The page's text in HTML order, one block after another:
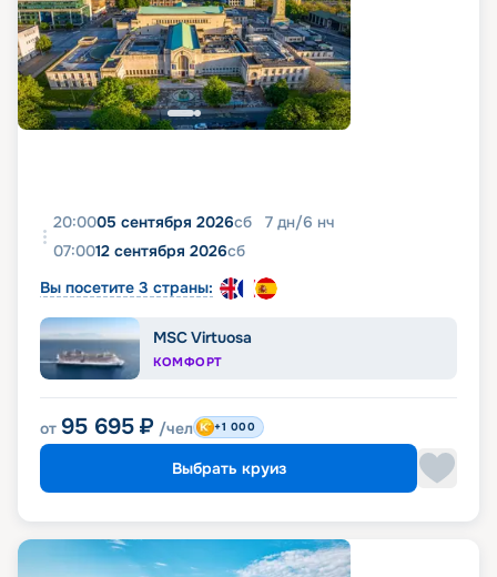
20:0005 сентября 2026сб 7 дн/6 нч
07:0012 сентября 2026сб
Вы посетите 3 страны:
MSC Virtuosa
КОМФОРТ
от 95 695 ₽ /чел +1 000
Выбрать круиз